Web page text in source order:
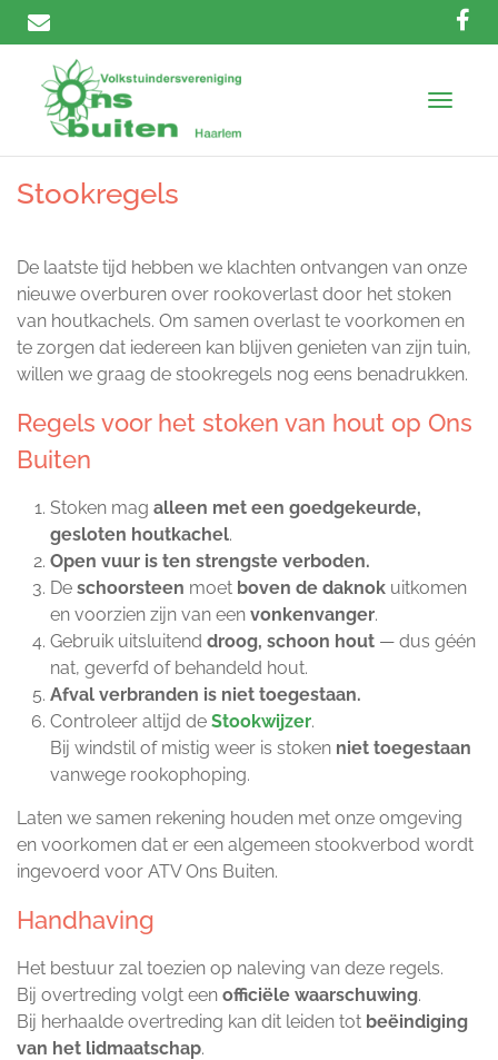
T
g
a
v
i
g
a
i
Stookregels
De laatste tijd hebben we klachten ontvangen van onze
nieuwe overburen over rookoverlast door het stoken
van houtkachels. Om samen overlast te voorkomen en
te zorgen dat iedereen kan blijven genieten van zijn tuin,
willen we graag de stookregels nog eens benadrukken.
Regels voor het stoken van hout op Ons
Buiten
Stoken mag alleen met een goedgekeurde,
gesloten houtkachel.
Open vuur is ten strengste verboden.
De schoorsteen moet boven de daknok uitkomen
en voorzien zijn van een vonkenvanger.
Gebruik uitsluitend droog, schoon hout — dus géén
nat, geverfd of behandeld hout.
Afval verbranden is niet toegestaan.
Controleer altijd de Stookwijzer.
Bij windstil of mistig weer is stoken niet toegestaan
vanwege rookophoping.
Laten we samen rekening houden met onze omgeving
en voorkomen dat er een algemeen stookverbod wordt
ingevoerd voor ATV Ons Buiten.
Handhaving
Het bestuur zal toezien op naleving van deze regels.
Bij overtreding volgt een officiële waarschuwing.
Bij herhaalde overtreding kan dit leiden tot beëindiging
van het lidmaatschap.